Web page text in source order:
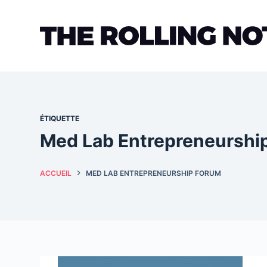
ÉTIQUETTE
Med Lab
ACCUEIL MED LAB ENTREPRENEURSHIP FORUM